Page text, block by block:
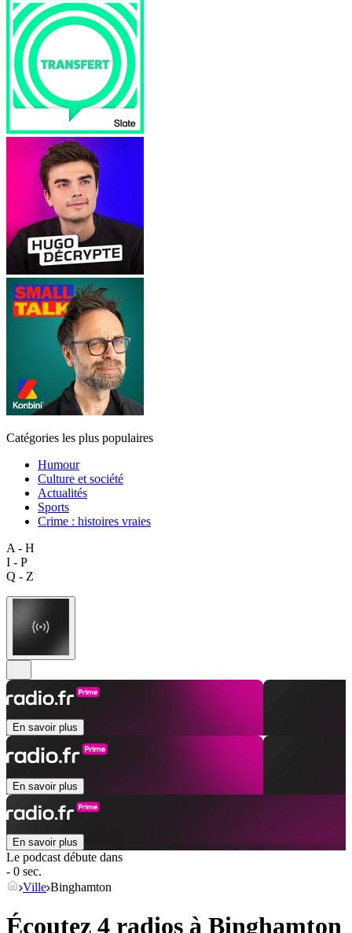
Catégories les plus populaires
Humour
Culture et société
Actualités
Sports
Crime : histoires vraies
A - H
I - P
Q - Z
En savoir plus
En savoir plus
En savoir plus
Le podcast débute dans
- 0 sec.
Ville Binghamton
Écoutez 4 radios à Binghamton